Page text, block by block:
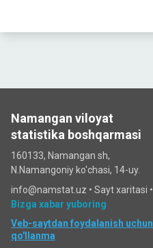
Namangan viloyat
statistika boshqarmasi
160133, Namangan sh,
N.Namangoniy ko'chasi, 14-uy.
info@namstat.uz • Sayt xaritasi •
Bizga xabar yuboring
Veb-saytdan foydalanish uchun
qo'llanma